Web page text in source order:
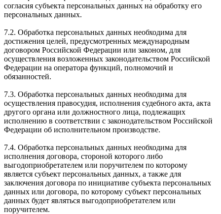
согласия субъекта персональных данных на обработку его
персональных данных.
7.2. Обработка персональных данных необходима для
достижения целей, предусмотренных международным
договором Российской Федерации или законом, для
осуществления возложенных законодательством Российской
Федерации на оператора функций, полномочий и
обязанностей.
7.3. Обработка персональных данных необходима для
осуществления правосудия, исполнения судебного акта, акта
другого органа или должностного лица, подлежащих
исполнению в соответствии с законодательством Российской
Федерации об исполнительном производстве.
7.4. Обработка персональных данных необходима для
исполнения договора, стороной которого либо
выгодоприобретателем или поручителем по которому
является субъект персональных данных, а также для
заключения договора по инициативе субъекта персональных
данных или договора, по которому субъект персональных
данных будет являться выгодоприобретателем или
поручителем.